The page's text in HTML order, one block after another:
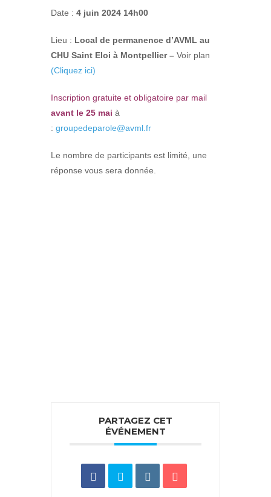
Date : 4 juin 2024 14h00
Lieu : Local de permanence d’AVML au
CHU Saint Eloi à Montpellier – Voir plan
(Cliquez ici)
Inscription gratuite et obligatoire par mail
avant le 25 mai à
: groupedeparole@avml.fr
Le nombre de participants est limité, une
réponse vous sera donnée.
PARTAGEZ CET
ÉVÉNEMENT